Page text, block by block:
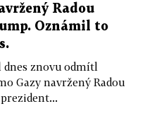
Radou
Oznámil to
dnes znovu odmítl
Gazy navržený Radou